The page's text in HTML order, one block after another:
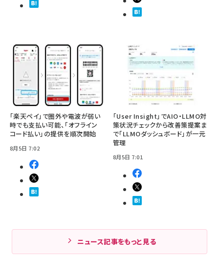
「楽天ペイ」で圏外や電波が弱い
時でも支払い可能、「オフライン
コード払い」の提供を順次開始
8月5日 7:02
「User Insight」でAIO・LLMO対
策状況チェックから改善策提案ま
で「LLMOダッシュボード」が一元
管理
8月5日 7:01
ニュース記事をもっと見る